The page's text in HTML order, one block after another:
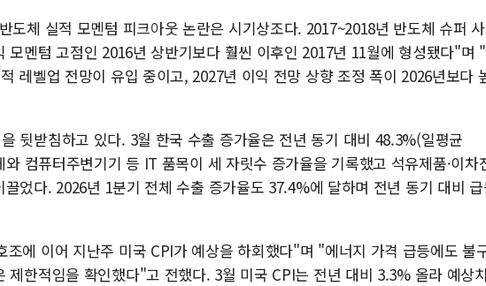
도체 실적 모멘텀 피크아웃 논란은 시기상조다. 2017~2018년 반도체 슈퍼
모멘텀 고점인 2016년 상반기보다 훨씬 이후인 2017년 11월에 형성됐다"며
레벨업 전망이 유입 중이고, 2027년 이익 전망 상향 조정 폭이 2026년보다
뒷받침하고 있다. 3월 한국 수출 증가율은 전년 동기 대비 48.3%(일평균
컴퓨터주변기기 등 IT 품목이 세 자릿수 증가율을 기록했고 석유제품·이차
끌었다. 2026년 1분기 전체 수출 증가율도 37.4%에 달하며 전년 동기 대비
조에 이어 지난주 미국 CPI가 예상을 하회했다"며 "에너지 가격 급등에도 불
제한적임을 확인했다"고 전했다. 3월 미국 CPI는 전년 대비 3.3% 올라 예상치